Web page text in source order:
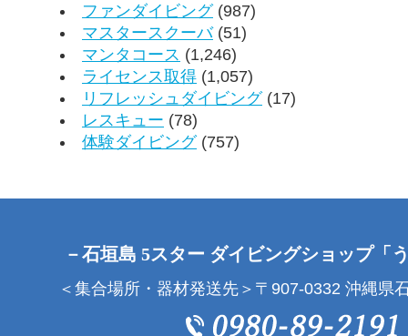
ファンダイビング(987)
マスタースクーバ(51)
マンタコース (1,246)
ライセンス取得 (1,057)
リフレッシュダイビング(17)
レスキュー (78)
体験ダイビング(757)
－石垣島 5スター ダイビングショップ「
＜集合場所・器材発送先＞〒907-0332 沖縄県